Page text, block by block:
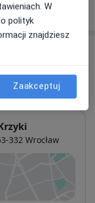
Adres 4
332 Wrocław
w nowej karcie
W
polityk
znajdziesz
Zaakceptuj